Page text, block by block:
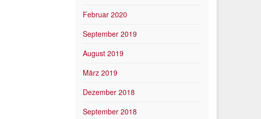
Februar 2020
September 2019
August 2019
März 2019
Dezember 2018
September 2018